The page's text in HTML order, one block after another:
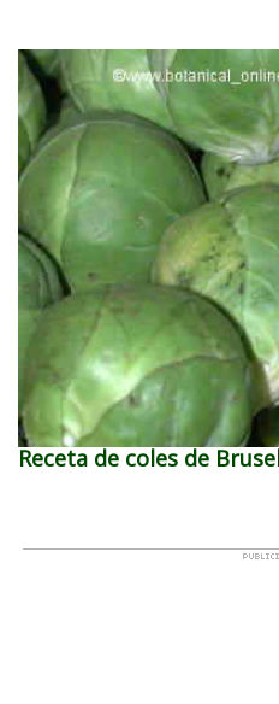
Receta de coles de